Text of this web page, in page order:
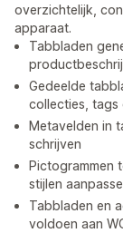
overzichtelijk,
apparaat.
Tabbladen
Gedeelde
collecties, tags
Metavelden in
schrijven
Pictogrammen
stijlen
Tabbladen en
voldoen aan